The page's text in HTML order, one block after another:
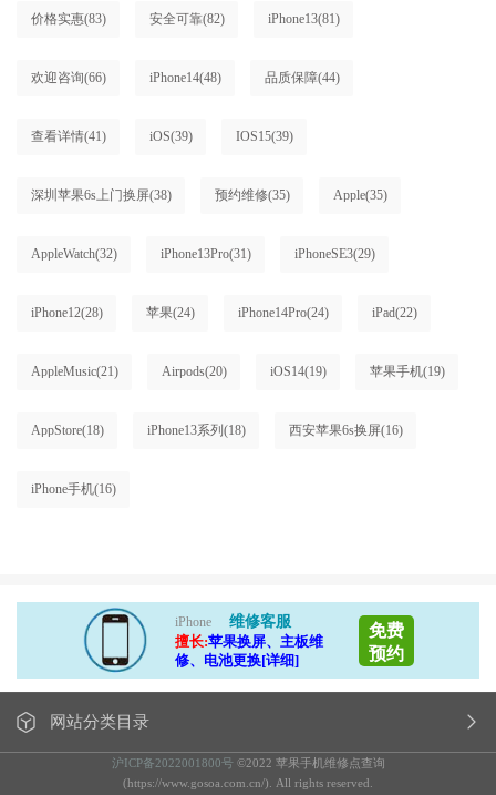
价格实惠(83) 安全可靠(82) iPhone13(81)
欢迎咨询(66) iPhone14(48) 品质保障(44)
查看详情(41) iOS(39) IOS15(39)
深圳苹果6s上门换屏(38) 预约维修(35) Apple(35)
AppleWatch(32) iPhone13Pro(31) iPhoneSE3(29)
iPhone12(28) 苹果(24) iPhone14Pro(24) iPad(22)
AppleMusic(21) Airpods(20) iOS14(19) 苹果手机(19)
AppStore(18) iPhone13系列 (18) 西安苹果6s换屏(16)
iPhone手机(16)
iPhone
维修客服
擅长:苹果换屏、主板维
修、电池更换[详细]
免费
预约
网站分类目录
沪ICP备2022001800号 ©2022 苹果手机维修点查询
(https://www.gosoa.com.cn/). All rights reserved.